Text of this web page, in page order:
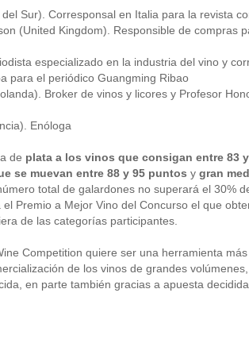
Sur). Corresponsal en Italia para la revista
(United Kingdom). Responsible de compras
especializado en la industria del vino y
para el periódico Guangming Ribao
Broker de vinos y licores y Profesor
Enóloga
de plata a los vinos que consigan entre 83
se muevan entre 88 y 95 puntos y gran
número total de galardones no superará el 30%
Premio a Mejor Vino del Concurso el que
de las categorías participantes.
Competition quiere ser una herramienta
de los vinos de grandes
en parte también gracias a apuesta